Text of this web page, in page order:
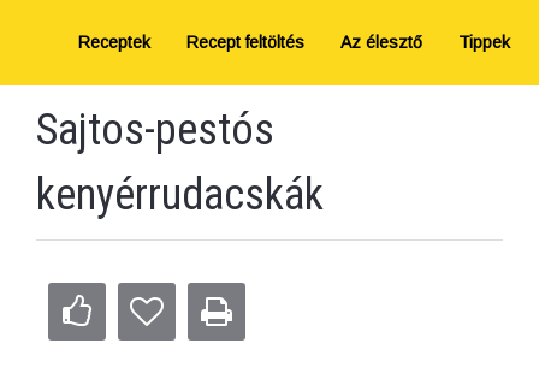
Receptek Recept feltöltés Az élesztő Tippek
Sajtos-pestós
kenyérrudacskák